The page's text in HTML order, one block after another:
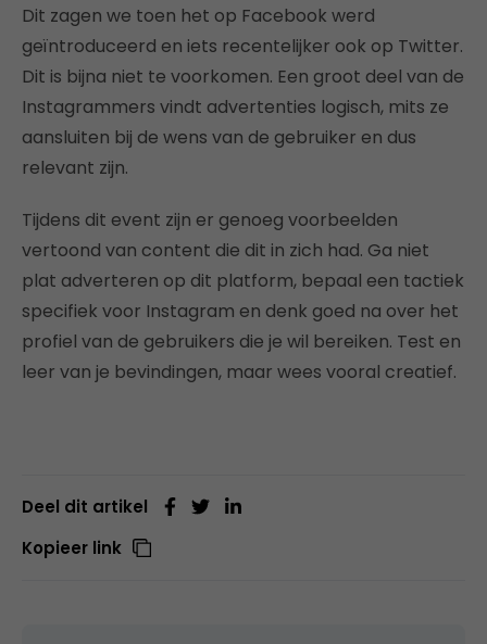
Dit zagen we toen het op Facebook werd
geïntroduceerd en iets recentelijker ook op Twitter.
Dit is bijna niet te voorkomen. Een groot deel van de
Instagrammers vindt advertenties logisch, mits ze
aansluiten bij de wens van de gebruiker en dus
relevant zijn.
Tijdens dit event zijn er genoeg voorbeelden
vertoond van content die dit in zich had. Ga niet
plat adverteren op dit platform, bepaal een tactiek
specifiek voor Instagram en denk goed na over het
profiel van de gebruikers die je wil bereiken. Test en
leer van je bevindingen, maar wees vooral creatief.
Deel dit artikel
Kopieer link